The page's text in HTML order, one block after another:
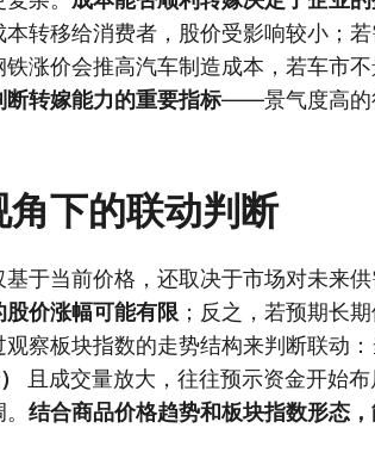
转移给消费者，股价受影响较小；
涨价会推高汽车制造成本，若车市
转嫁能力的重要指标——景气度高的
下的联动判断
于当前价格，还取决于市场对未来供
价涨幅可能有限 ；反之，若预期长
察板块指数的走势结构来判断联动
且成交量放大，往往预示资金开始
结合商品价格趋势和板块指数形态